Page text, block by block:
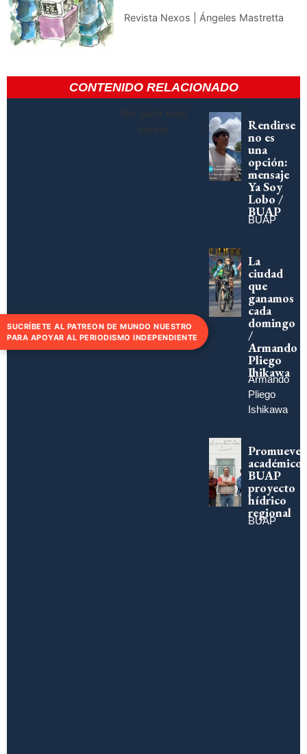
Revista Nexos | Ángeles Mastretta
CONTENIDO RELACIONADO
No data was
found
Rendirse
no es
una
opción:
mensaje
Ya Soy
Lobo /
BUAP
BUAP
La
ciudad
que
ganamos
cada
domingo
/
Armando
Pliego
Ihikawa
Armando
Pliego
Ishikawa
Promueve
académico
BUAP
proyecto
hídrico
regional
BUAP
SUCRÍBETE AL PATREON DE MUNDO NUESTRO
PARA APOYAR AL PERIODISMO INDEPENDIENTE